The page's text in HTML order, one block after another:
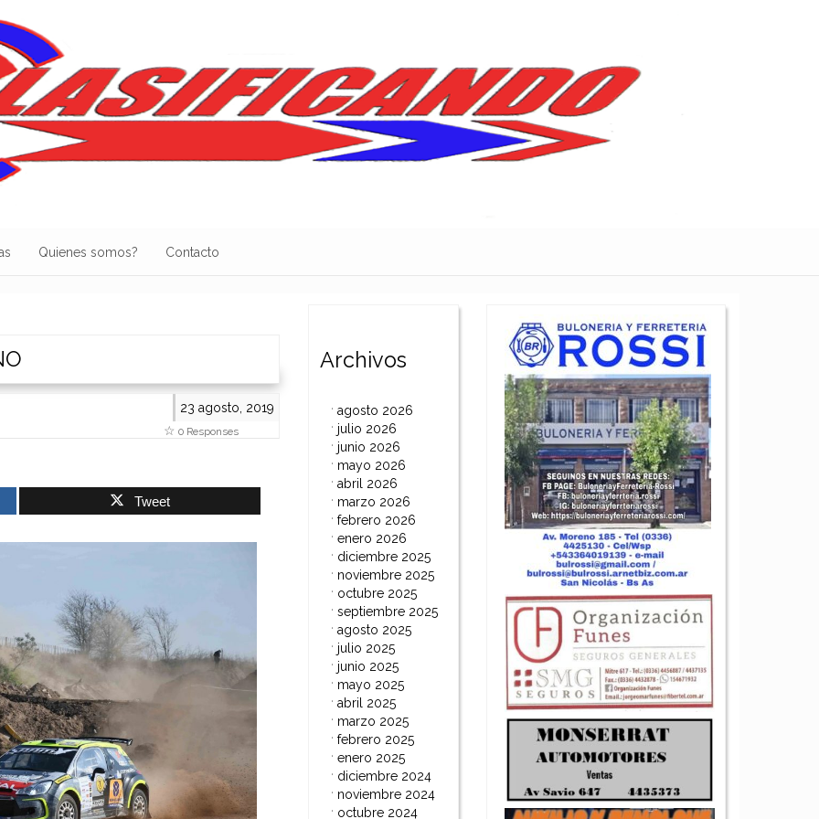
Quienes somos? Contacto
23 agosto, 2019
0 Responses
Tweet
Archivos
agosto 2026
julio 2026
junio 2026
mayo 2026
abril 2026
marzo 2026
febrero 2026
enero 2026
diciembre 2025
noviembre 2025
octubre 2025
septiembre 2025
agosto 2025
julio 2025
junio 2025
mayo 2025
abril 2025
marzo 2025
febrero 2025
enero 2025
diciembre 2024
noviembre 2024
octubre 2024